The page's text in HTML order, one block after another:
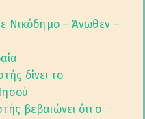
Νικόδημο – Άνωθεν –
δίνει το
βεβαιώνει ότι ο